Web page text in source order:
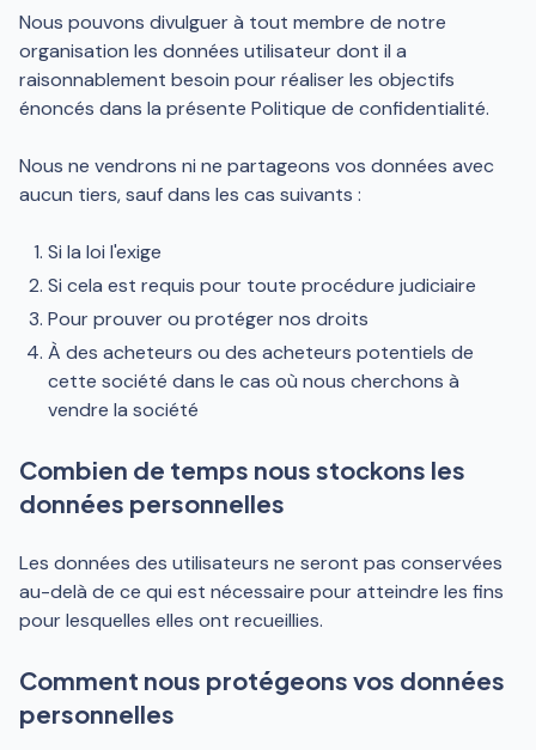
Nous pouvons divulguer à tout membre de notre
organisation les données utilisateur dont il a
raisonnablement besoin pour réaliser les objectifs
énoncés dans la présente Politique de confidentialité.
Nous ne vendrons ni ne partageons vos données avec
aucun tiers, sauf dans les cas suivants :
Si la loi l'exige
Si cela est requis pour toute procédure judiciaire
Pour prouver ou protéger nos droits
À des acheteurs ou des acheteurs potentiels de
cette société dans le cas où nous cherchons à
vendre la société
Combien de temps nous stockons les
données personnelles
Les données des utilisateurs ne seront pas conservées
au-delà de ce qui est nécessaire pour atteindre les fins
pour lesquelles elles ont recueillies.
Comment nous protégeons vos données
personnelles